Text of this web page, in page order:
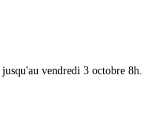
vendredi 3 octobre 8h.